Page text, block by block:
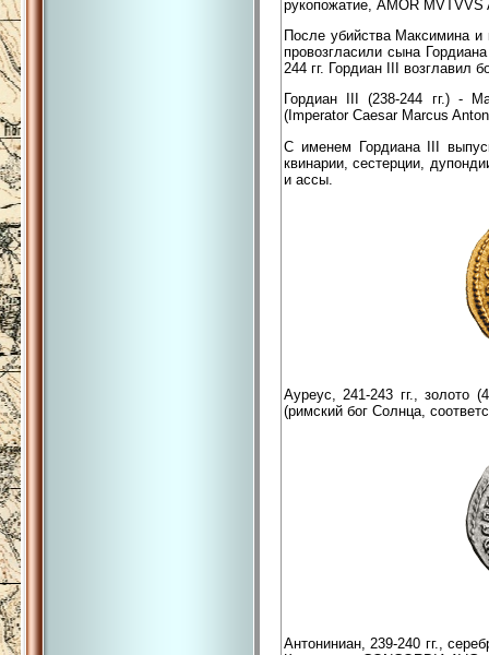
рукопожатие, AMOR MVTVVS
После убийства Максимина и
провозгласили сына
244 гг. Гордиан III возглавил
Гордиан III (238-244 гг.) -
(Imperator Caesar Marcus
С именем Гордиана III
квинарии, сестерции,
и ассы.
Ауреус, 241-243 гг., золото
(римский бог Солнца,
Антониниан, 239-240 гг.,